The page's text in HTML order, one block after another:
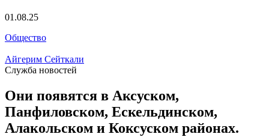
01.08.25
Общество
Айгерим Сейткали
Служба новостей
Они появятся в Аксуском,
Панфиловском, Ескельдинском,
Алакольском и Коксуском районах.